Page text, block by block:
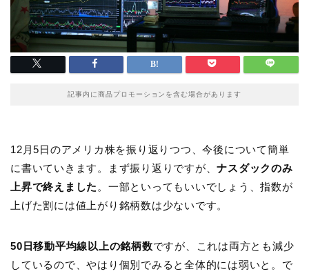
記事内に商品プロモーションを含む場合があります
12月5日のアメリカ株を振り返りつつ、今後について簡単
に書いていきます。まず振り返りですが、ナスダックのみ
上昇で終えました 。一部といってもいいでしょう、指数が
上げた割には値上がり銘柄数は少ないです。
50日移動平均線以上の銘柄数ですが、これは両方とも減少
しているので、やはり個別でみると全体的には弱いと。で